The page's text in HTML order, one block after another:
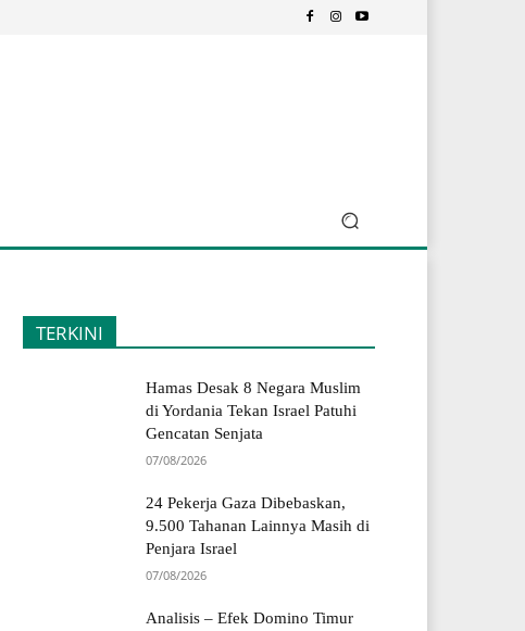
TERKINI
Hamas Desak 8 Negara Muslim
di Yordania Tekan Israel Patuhi
Gencatan Senjata
07/08/2026
24 Pekerja Gaza Dibebaskan,
9.500 Tahanan Lainnya Masih di
Penjara Israel
07/08/2026
Analisis – Efek Domino Timur